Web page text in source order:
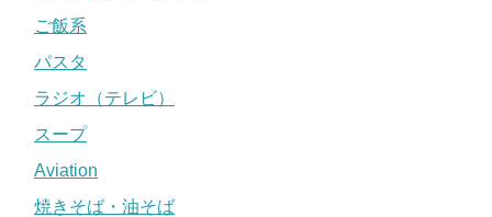
ご飯系
パスタ
ラジオ（テレビ）
スープ
Aviation
焼きそば・油そば